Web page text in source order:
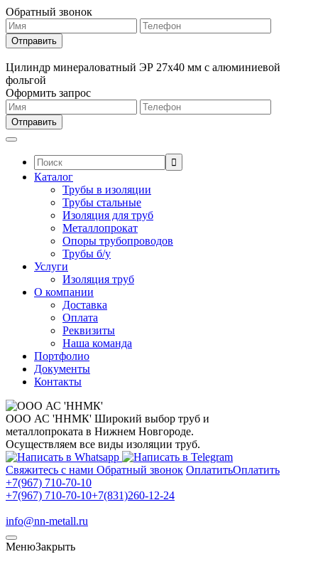
Обратный звонок
Цилиндр минераловатный ЭР 27х40 мм с алюминиевой
фольгой
Оформить запрос
Поиск:
Каталог
Трубы в изоляции
Трубы стальные
Изоляция для труб
Металлопрокат
Опоры трубопроводов
Трубы б/у
Услуги
Изоляция труб
О компании
Доставка
Оплата
Реквизиты
Наша команда
Портфолио
Документы
Контакты
ООО АС 'ННМК' Широкий выбор труб и
металлопроката в Нижнем Новгороде.
Осуществляем все виды изоляции труб.
Свяжитесь с нами Обратный звонок ОплатитьОплатить
+7(967) 710-70-10
+7(967) 710-70-10+7(831)260-12-24
info@nn-metall.ru
МенюЗакрыть